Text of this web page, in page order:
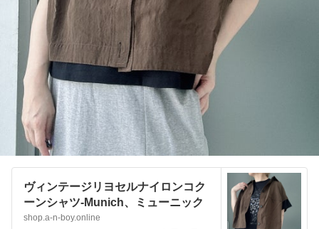
ヴィンテージリヨセルナイロンコク
ーンシャツ-Munich、ミューニック
shop.a-n-boy.online